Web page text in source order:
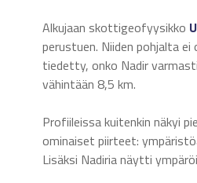
Alkujaan skottigeofyysikko
perustuen. Niiden pohjalta
tiedetty, onko Nadir
vähintään 8,5 km.
Profiileissa kuitenkin näkyi
ominaiset piirteet:
Lisäksi Nadiria näytti